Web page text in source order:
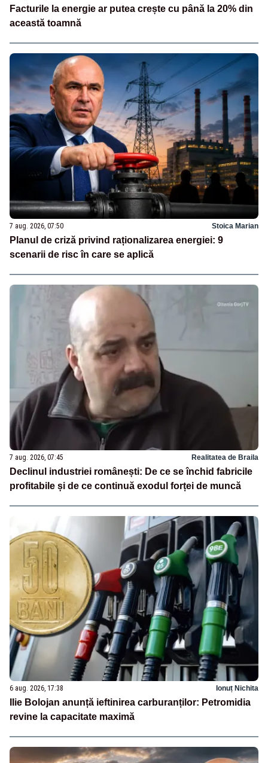
Facturile la energie ar putea crește cu până la 20% din
această toamnă
7 aug. 2026, 07:50 Stoica Marian
Planul de criză privind raționalizarea energiei: 9
scenarii de risc în care se aplică
7 aug. 2026, 07:45 Realitatea de Braila
Declinul industriei românești: De ce se închid fabricile
profitabile și de ce continuă exodul forței de muncă
6 aug. 2026, 17:38 Ionuț Nichita
Ilie Bolojan anunță ieftinirea carburanților: Petromidia
revine la capacitate maximă